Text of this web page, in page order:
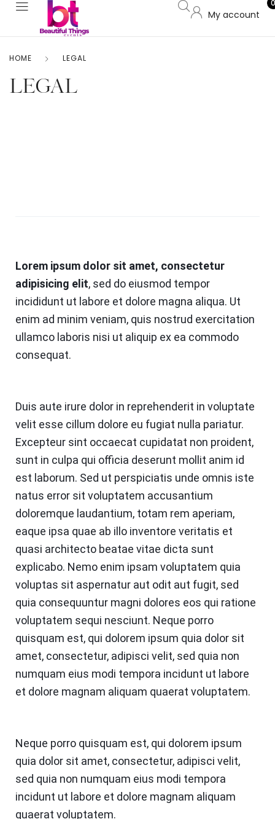
My account
0
HOME LEGAL
LEGAL
Lorem ipsum dolor sit amet, consectetur
adipisicing elit, sed do eiusmod tempor
incididunt ut labore et dolore magna aliqua. Ut
enim ad minim veniam, quis nostrud exercitation
ullamco laboris nisi ut aliquip ex ea commodo
consequat.
Duis aute irure dolor in reprehenderit in voluptate
velit esse cillum dolore eu fugiat nulla pariatur.
Excepteur sint occaecat cupidatat non proident,
sunt in culpa qui officia deserunt mollit anim id
est laborum. Sed ut perspiciatis unde omnis iste
natus error sit voluptatem accusantium
doloremque laudantium, totam rem aperiam,
eaque ipsa quae ab illo inventore veritatis et
quasi architecto beatae vitae dicta sunt
explicabo. Nemo enim ipsam voluptatem quia
voluptas sit aspernatur aut odit aut fugit, sed
quia consequuntur magni dolores eos qui ratione
voluptatem sequi nesciunt. Neque porro
quisquam est, qui dolorem ipsum quia dolor sit
amet, consectetur, adipisci velit, sed quia non
numquam eius modi tempora incidunt ut labore
et dolore magnam aliquam quaerat voluptatem.
Neque porro quisquam est, qui dolorem ipsum
quia dolor sit amet, consectetur, adipisci velit,
sed quia non numquam eius modi tempora
incidunt ut labore et dolore magnam aliquam
quaerat voluptatem.